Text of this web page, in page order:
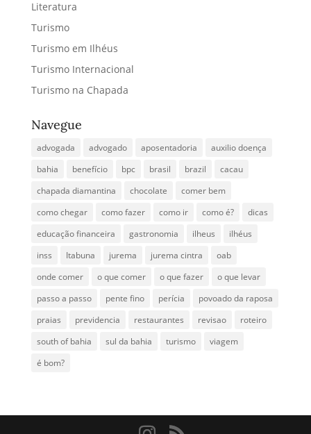
Literatura
Turismo
Turismo em Ilhéus
Turismo Internacional
Turismo na Chapada
Navegue
advogada advogado aposentadoria
auxilio doença
bahia
benefício bpc brasil brazil
cacau
chapada diamantina
chocolate
comer bem
como chegar
como fazer como ir como é?
dicas
educação financeira
gastronomia ilheus
ilhéus
inss
Itabuna jurema jurema cintra
oab
onde comer
o que comer o que fazer
o que levar
passo a passo
pente fino perícia
povoado da raposa
praias
previdencia restaurantes revisao
roteiro
south of bahia
sul da bahia turismo
viagem
é bom?